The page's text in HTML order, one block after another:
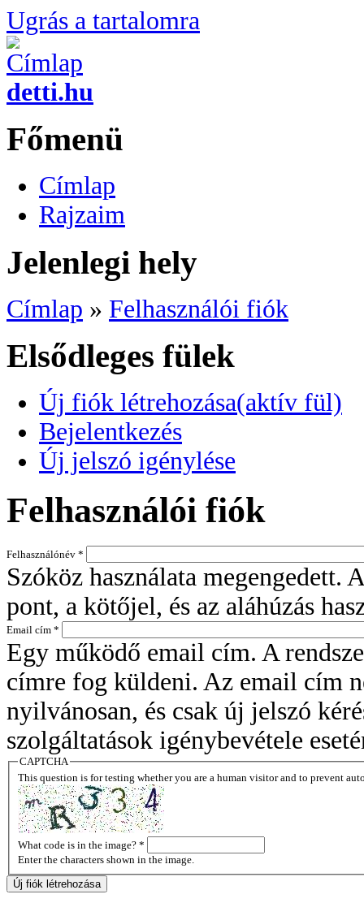
Ugrás a tartalomra
detti.hu
Főmenü
Címlap
Rajzaim
Jelenlegi hely
Címlap » Felhasználói fiók
Elsődleges fülek
Új fiók létrehozása(aktív fül)
Bejelentkezés
Új jelszó igénylése
Felhasználói fiók
Felhasználónév *
Szóköz használata megengedett.
pont, a kötőjel, és az aláhúzás
Email cím *
Egy működő email cím. A
címre fog küldeni. Az email cím
nyilvánosan, és csak új jelszó
szolgáltatások igénybevétele
CAPTCHA
This question is for testing whether you are a human visitor and to prevent
What code is in the image? *
Enter the characters shown in the image.